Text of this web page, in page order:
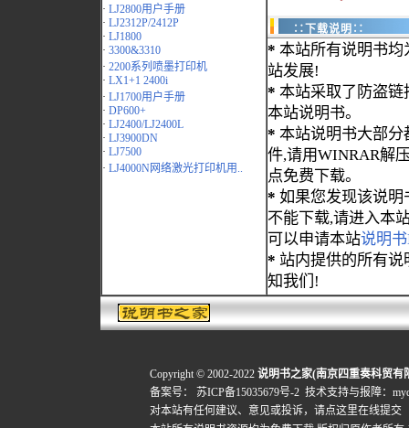
· LJ2800用户手册
· LJ2312P/2412P
· LJ1800
· 3300&3310
· 2200系列喷墨打印机
· LX1+1 2400i
· LJ1700用户手册
· DP600+
· LJ2400/LJ2400L
· LJ3900DN
· LJ7500
· LJ4000N网络激光打印机用..
∷下载说明∷
* 本站所有说明书均
站发展!
* 本站采取了防盗链
本站说明书。
* 本站说明书大部分
件,请用WINRAR解
点免费下载。
* 如果您发现该说明
不能下载,请进入本
可以申请本站说明
* 站内提供的所有
知我们!
Copyright © 2002-2022 说明书之家(南京四重奏科贸有
备案号：
苏ICP备15035679号-2 技术支持与报障：
对本站有任何建议、意见或投诉， 请点这里在线提交